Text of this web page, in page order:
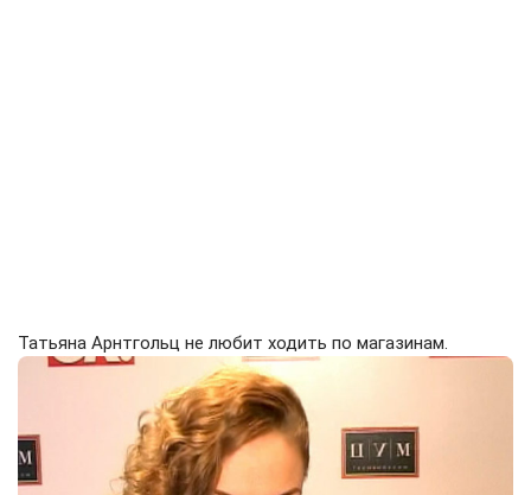
Татьяна Арнтгольц не любит ходить по магазинам.